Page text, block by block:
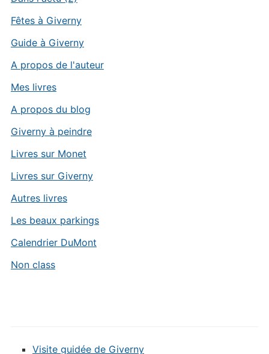
Fêtes à Giverny
Guide à Giverny
A propos de l'auteur
Mes livres
A propos du blog
Giverny à peindre
Livres sur Monet
Livres sur Giverny
Autres livres
Les beaux parkings
Calendrier DuMont
Non class
Visite guidée de Giverny